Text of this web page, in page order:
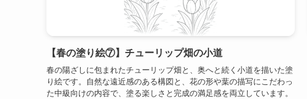
【春の塗り絵⑦】チューリップ畑の小道
春の陽ざしに包まれたチューリップ畑と、奥へと続く小道を描いた塗
り絵です。自然な遠近感のある構図と、花の形や葉の描写にこだわっ
た中級向けの内容で、塗る楽しさと完成の満足感を両立しています。